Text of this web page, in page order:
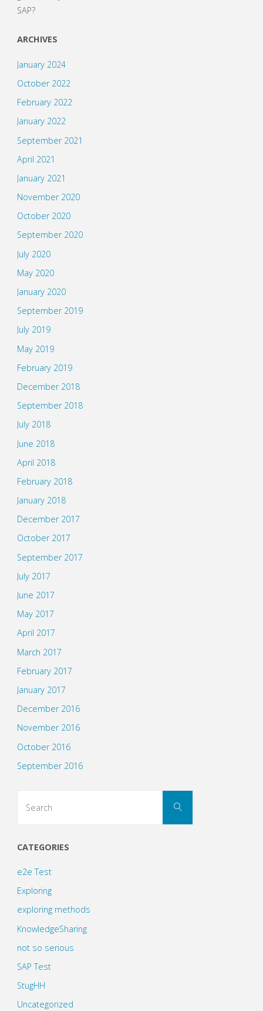
SAP?
ARCHIVES
January 2024
October 2022
February 2022
January 2022
September 2021
April 2021
January 2021
November 2020
October 2020
September 2020
July 2020
May 2020
January 2020
September 2019
July 2019
May 2019
February 2019
December 2018
September 2018
July 2018
June 2018
April 2018
February 2018
January 2018
December 2017
October 2017
September 2017
July 2017
June 2017
May 2017
April 2017
March 2017
February 2017
January 2017
December 2016
November 2016
October 2016
September 2016
Search
CATEGORIES
e2e Test
Exploring
exploring methods
KnowledgeSharing
not so serious
SAP Test
StugHH
Uncategorized